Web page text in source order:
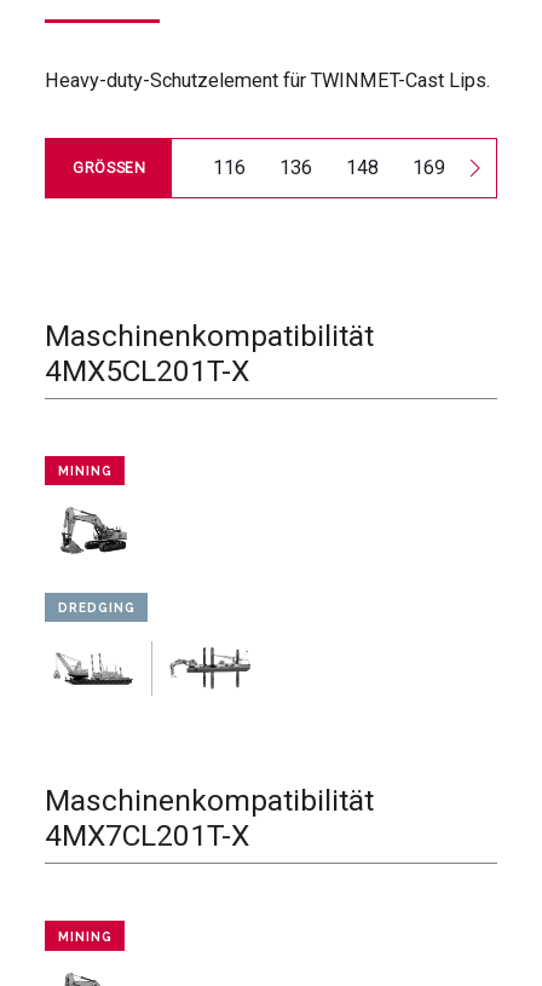
Heavy-duty-Schutzelement für TWINMET-Cast Lips.
GRÖSSEN 116 136 148 169 185
Maschinenkompatibilität
4MX5CL201T-X
MINING
DREDGING
Maschinenkompatibilität
4MX7CL201T-X​
MINING